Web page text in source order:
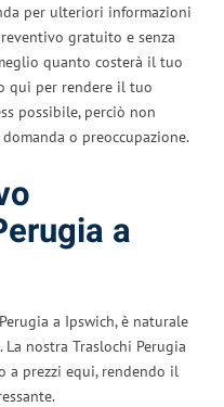
per ulteriori informazioni
gratuito e senza
quanto costerà il tuo
qui per rendere il tuo
possibile, perciò non
o preoccupazione.
a
a Ipswich, è naturale
nostra Traslochi Perugia
a prezzi equi, rendendo il